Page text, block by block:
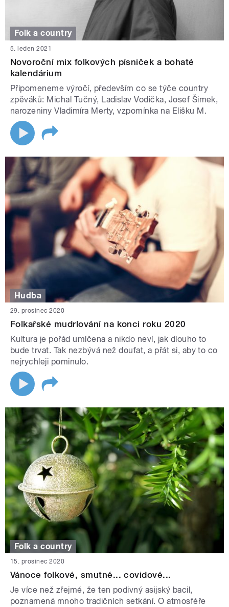
Folk a country
5. leden 2021
Novoroční mix folkových písniček a bohaté
kalendárium
Připomeneme výročí, především co se týče country
zpěváků: Michal Tučný, Ladislav Vodička, Josef Šimek,
narozeniny Vladimíra Merty, vzpomínka na Elišku M.
Hudba
29. prosinec 2020
Folkařské mudrlování na konci roku 2020
Kultura je pořád umlčena a nikdo neví, jak dlouho to
bude trvat. Tak nezbývá než doufat, a přát si, aby to co
nejrychleji pominulo.
Folk a country
15. prosinec 2020
Vánoce folkové, smutné... covidové...
Je více než zřejmé, že ten podivný asijský bacil,
poznamená mnoho tradičních setkání. O atmosféře